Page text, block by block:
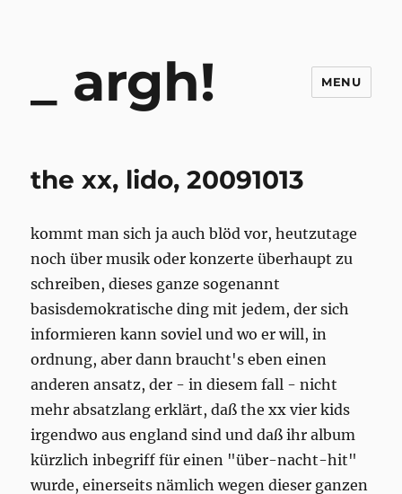
argh! MENU
the xx, lido, 20091013
kommt man sich ja auch blöd vor, heutzutage
noch über musik oder konzerte überhaupt zu
schreiben, dieses ganze sogenannt
basisdemokratische ding mit jedem, der sich
informieren kann soviel und wo er will, in
ordnung, aber dann braucht's eben einen
anderen ansatz, der - in diesem fall - nicht
mehr absatzlang erklärt, daß the xx vier kids
irgendwo aus england sind und daß ihr album
kürzlich inbegriff für einen "über-nacht-hit"
wurde, einerseits nämlich wegen dieser ganzen